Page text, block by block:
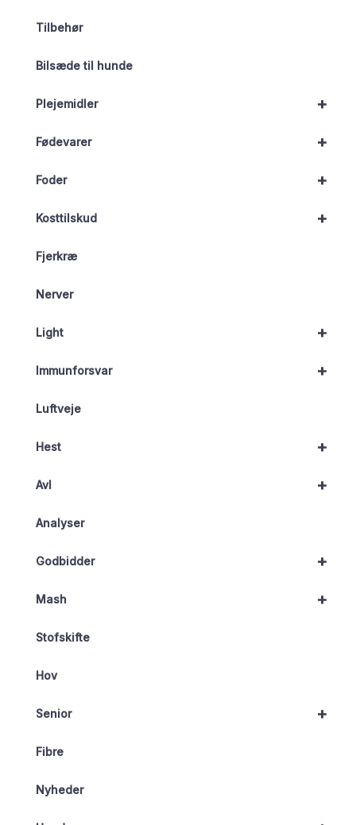
Tilbehør
Bilsæde til hunde
+
Plejemidler
+
Fødevarer
+
Foder
+
Kosttilskud
Fjerkræ
Nerver
+
Light
+
Immunforsvar
Luftveje
+
Hest
+
Avl
Analyser
+
Godbidder
+
Mash
Stofskifte
Hov
+
Senior
Fibre
Nyheder